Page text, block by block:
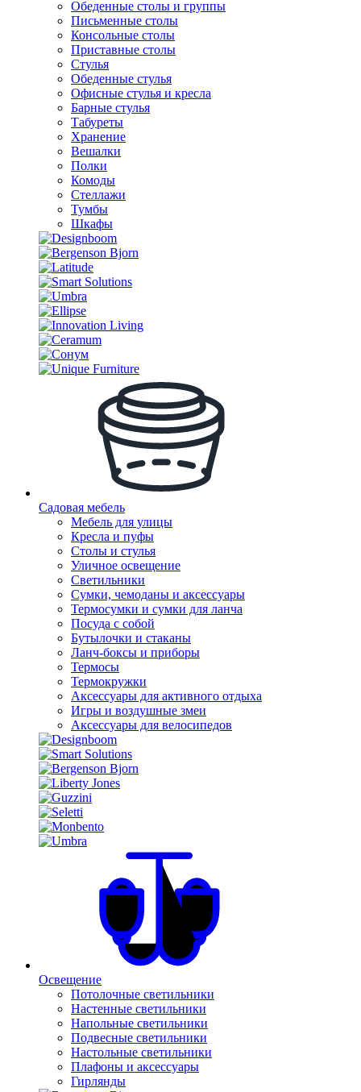
Обеденные столы и группы
Письменные столы
Консольные столы
Приставные столы
Стулья
Обеденные стулья
Офисные стулья и кресла
Барные стулья
Табуреты
Хранение
Вешалки
Полки
Комоды
Стеллажи
Тумбы
Шкафы
Садовая мебель
Мебель для улицы
Кресла и пуфы
Столы и стулья
Уличное освещение
Светильники
Сумки, чемоданы и аксессуары
Термосумки и сумки для ланча
Посуда с собой
Бутылочки и стаканы
Ланч-боксы и приборы
Термосы
Термокружки
Аксессуары для активного отдыха
Игры и воздушные змеи
Аксессуары для велосипедов
Освещение
Потолочные светильники
Настенные светильники
Напольные светильники
Подвесные светильники
Настольные светильники
Плафоны и аксессуары
Гирлянды